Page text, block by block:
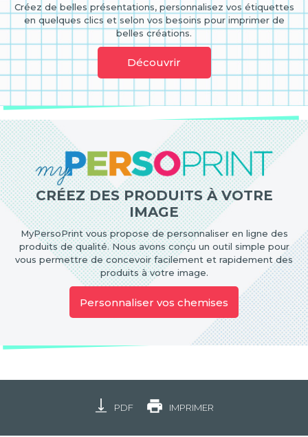
Créez de belles présentations, personnalisez vos étiquettes
en quelques clics et selon vos besoins pour imprimer de
belles créations.
Découvrir
CRÉEZ DES PRODUITS À VOTRE
IMAGE
MyPersoPrint vous propose de personnaliser en ligne des
produits de qualité. Nous avons conçu un outil simple pour
vous permettre de concevoir facilement et rapidement des
produits à votre image.
Personnaliser vos chemises
PDF IMPRIMER